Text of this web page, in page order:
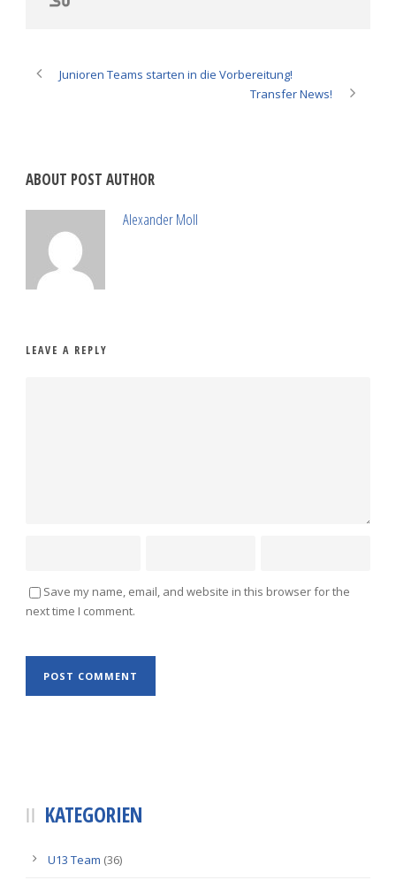
Junioren Teams starten in die Vorbereitung!
Transfer News!
ABOUT POST AUTHOR
Alexander Moll
LEAVE A REPLY
Save my name, email, and website in this browser for the
next time I comment.
KATEGORIEN
U13 Team (36)